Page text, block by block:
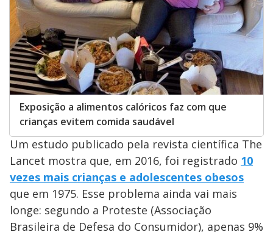
Exposição a alimentos calóricos faz com que
crianças evitem comida saudável
Um estudo publicado pela revista científica The
Lancet mostra que, em 2016, foi registrado 10
vezes mais crianças e adolescentes obesos
que em 1975. Esse problema ainda vai mais
longe: segundo a Proteste (Associação
Brasileira de Defesa do Consumidor), apenas 9%